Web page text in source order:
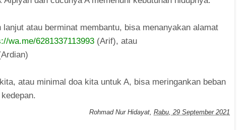
atau berminat membantu, bisa menanyakan alamat
wa.me/6281337113993 (Arif), atau
atau minimal doa kita untuk A, bisa meringankan beban
Rohmad Nur Hidayat, Rabu, 29 September 2021